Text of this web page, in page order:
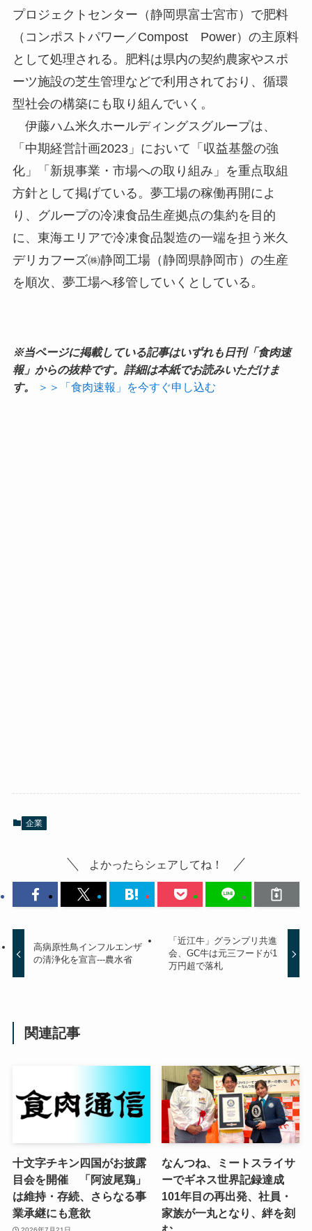
プロジェクトセンター（静岡県富士宮市）で肥料
（コンポストパワー／Compost Power）の主原料
として処理される。肥料は県内の契約農家やスポ
ーツ施設の芝生管理などで利用されており、循環
型社会の構築にも取り組んでいく。
伊藤ハム米久ホールディングスグループは、
「中期経営計画2023」において「収益基盤の強
化」「新規事業・市場への取り組み」を重点取組
方針として掲げている。夢工場の稼働再開によ
り、グループの冷凍食品生産拠点の集約を目的
に、東海エリアで冷凍食品製造の一端を担う米久
デリカフーズ㈱静岡工場（静岡県静岡市）の生産
を順次、夢工場へ移管していくとしている。
※当ページに掲載している記事はいずれも日刊「食肉速
報」からの抜粋です。詳細は本紙でお読みいただけま
す。
＞＞「食肉速報」を今すぐ申し込む
企業
よかったらシェアしてね！
高病原性鳥インフルエンザ
の清浄化を宣言---農水省
「近江牛」グランプリ共進
会、GC牛は元三フードが1
万円超で落札
関連記事
十文字チキン四国がお披露
目会を開催 「阿波尾鶏」
は維持・存続、さらなる事
業承継にも意欲
なんつね、ミートスライサ
ーでギネス世界記録達成
101年目の再出発、社員・
家族が一丸となり、絆を刻